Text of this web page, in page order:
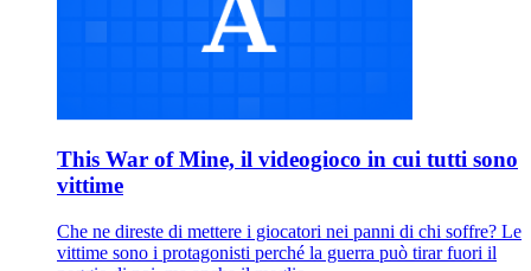
This War of Mine, il videogioco in cui tutti sono
vittime
Che ne direste di mettere i giocatori nei panni di chi soffre? Le
vittime sono i protagonisti perché la guerra può tirar fuori il